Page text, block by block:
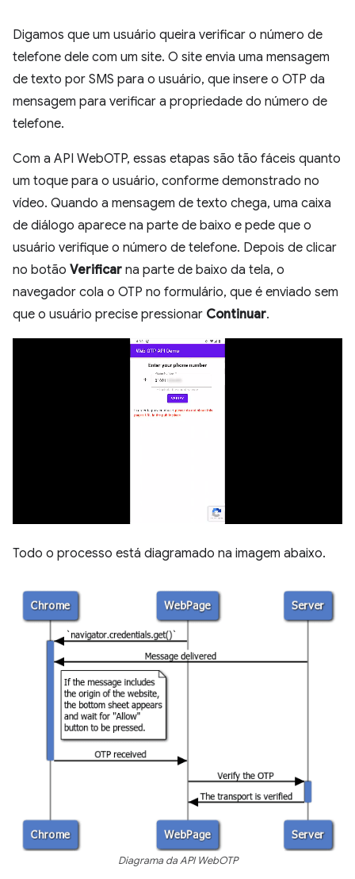
Digamos que um usuário queira verificar o número de
telefone dele com um site. O site envia uma mensagem
de texto por SMS para o usuário, que insere o OTP da
mensagem para verificar a propriedade do número de
telefone.
Com a API WebOTP, essas etapas são tão fáceis quanto
um toque para o usuário, conforme demonstrado no
vídeo. Quando a mensagem de texto chega, uma caixa
de diálogo aparece na parte de baixo e pede que o
usuário verifique o número de telefone. Depois de clicar
no botão Verificar na parte de baixo da tela, o
navegador cola o OTP no formulário, que é enviado sem
que o usuário precise pressionar Continuar.
Todo o processo está diagramado na imagem abaixo.
Diagrama da API WebOTP